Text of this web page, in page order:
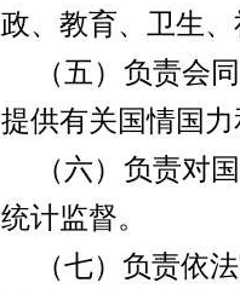
政、教育、卫生
（五） 负责会
提供有关国情国
（六） 负责对
统计监督。
（七）负责依